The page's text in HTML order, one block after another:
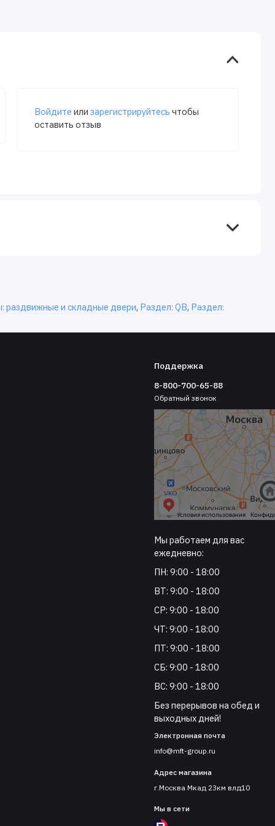
Войдите или зарегистрируйтесь чтобы
оставить отзыв
раздвижные и складные двери, Раздел: QB, Раздел:
Поддержка
8-800-700-65-88
Обратный звонок
Мы работаем для вас
ежедневно:
ПН: 9:00 - 18:00
ВТ: 9:00 - 18:00
СР: 9:00 - 18:00
ЧТ: 9:00 - 18:00
ПТ: 9:00 - 18:00
СБ: 9:00 - 18:00
ВС: 9:00 - 18:00
Без перерывов на обед и
выходных дней!
Электронная почта
info@mft-group.ru
Адрес магазина
г.Москва Мкад 23км влд10
Мы в сети